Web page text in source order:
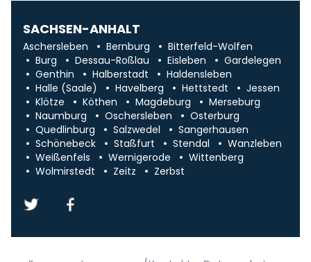
SACHSEN-ANHALT
Aschersleben Bernburg
Bitterfeld-Wolfen
Burg
Dessau-Roßlau Eisleben
Gardelegen
Genthin
Halberstadt
Haldensleben
Halle (Saale)
Havelberg Hettstedt
Jessen
Klötze
Köthen Magdeburg
Merseburg
Naumburg
Oschersleben
Osterburg
Quedlinburg
Salzwedel
Sangerhausen
Schönebeck
Staßfurt Stendal
Wanzleben
Weißenfels
Wernigerode
Wittenberg
Wolmirstedt
Zeitz Zerbst